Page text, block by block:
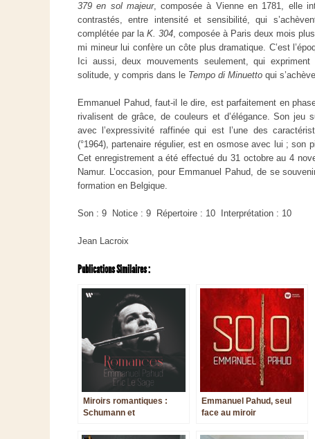
379 en sol majeur, composée à Vienne en 1781, elle
contrastés, entre intensité et sensibilité, qui
complétée par la K. 304, composée à Paris deux mois
mi mineur lui confère un côte plus dramatique. C’est
Ici aussi, deux mouvements seulement, qui
solitude, y compris dans le Tempo di Minuetto qui
Emmanuel Pahud, faut-il le dire, est parfaitement en
rivalisent de grâce, de couleurs et d’élégance. Son jeu
avec l’expressivité raffinée qui est l’une des
(°1964), partenaire régulier, est en osmose avec lui ; son
Cet enregistrement a été effectué du 31 octobre au 4
Namur. L’occasion, pour Emmanuel Pahud, de se
formation en Belgique.
Son : 9 Notice : 9 Répertoire : 10 Interprétation : 10
Jean Lacroix
Publications Similaires :
Miroirs romantiques :
Schumann et
flûte d’Emmanuel Pahud
Emmanuel Pahud, seul
face au miroir